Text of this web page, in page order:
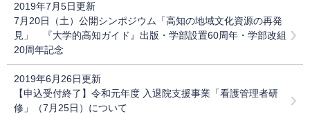
2019年7月5日更新
7月20日（土）公開シンポジウム「高知の地域文化資源の再発
見」 『大学的高知ガイド』出版・学部設置60周年・学部改組
20周年記念
2019年6月26日更新
【申込受付終了】令和元年度 入退院支援事業「看護管理者研
修」（7月25日）について